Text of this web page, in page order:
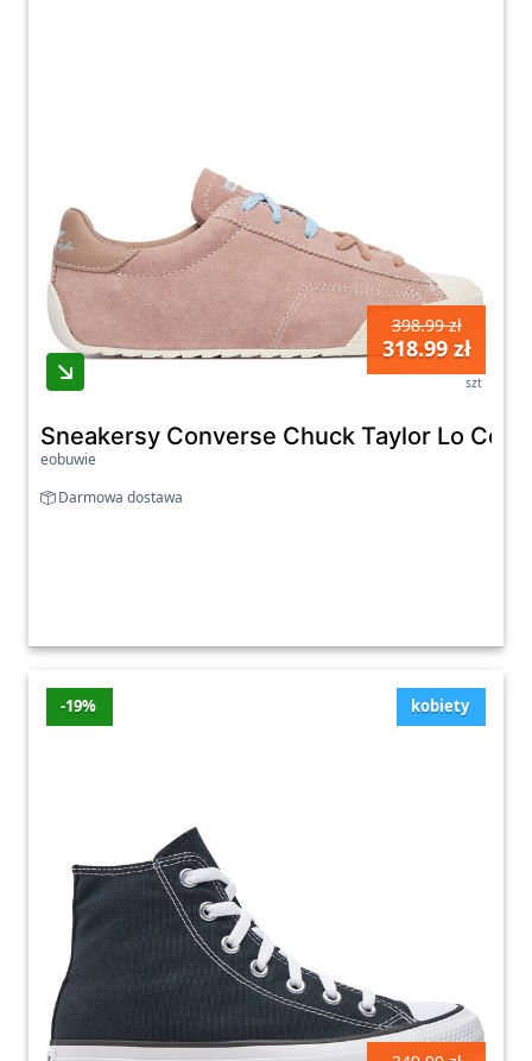
398.99 zł
318.99 zł
szt
Sneakersy Converse Chuck Taylor Lo
eobuwie
Darmowa dostawa
kobiety
-19%